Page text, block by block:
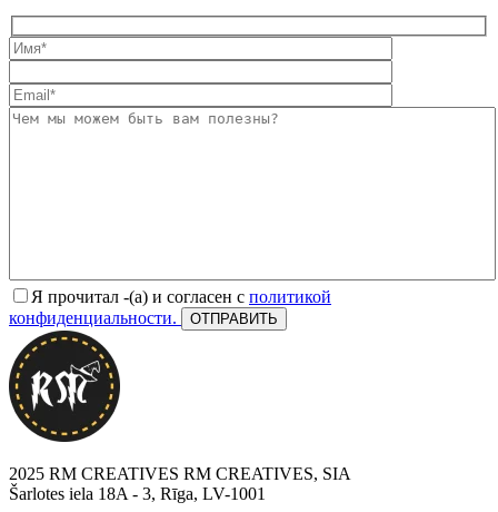
Я прочитал -(а) и согласен с политикой
конфиденциальности.
2025 RM CREATIVES RM CREATIVES, SIA
Šarlotes iela 18A - 3, Rīga, LV-1001